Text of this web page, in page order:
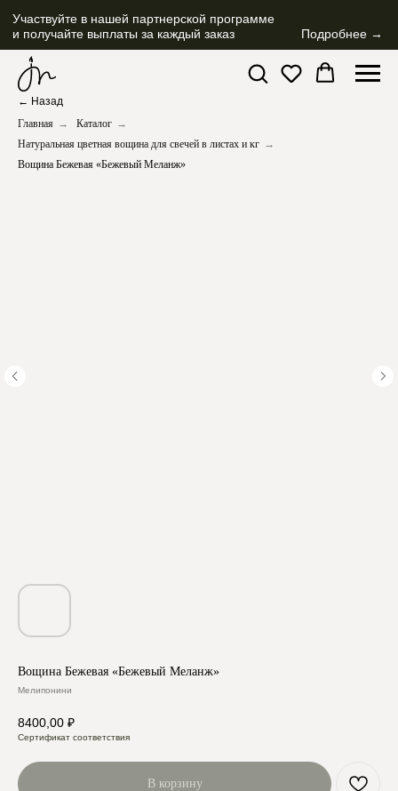
Участвуйте в нашей партнерской программе
и получайте выплаты за каждый заказ Подробнее →
← Назад
Главная → Каталог →
Натуральная цветная вощина для свечей в листах и кг →
Вощина Бежевая «Бежевый Меланж»
Вощина Бежевая «Бежевый Меланж»
Мелипонини
8400,00 ₽
Сертификат соответствия
В корзину